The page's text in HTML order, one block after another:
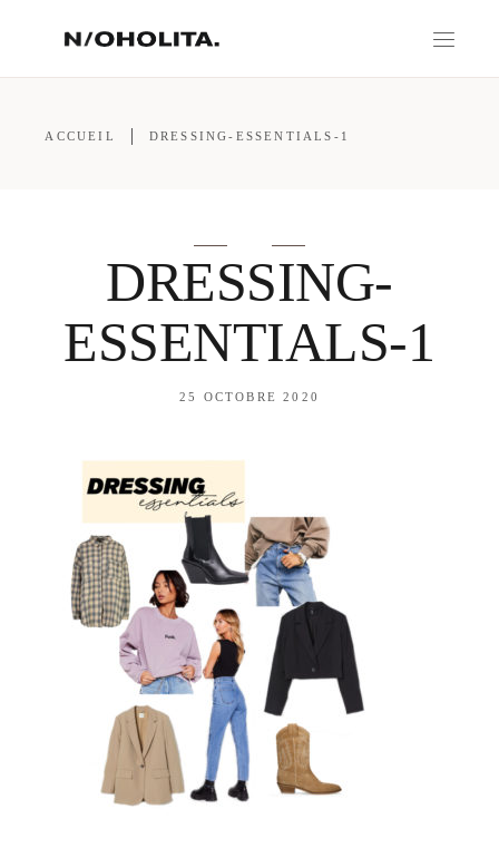
ACCUEIL DRESSING-ESSENTIALS-1
DRESSING-
ESSENTIALS-1
25 OCTOBRE 2020